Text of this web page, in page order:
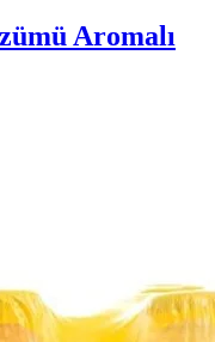
Aromalı